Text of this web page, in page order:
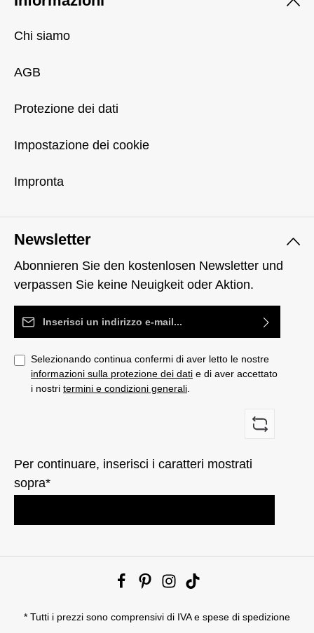
Newsletter
Abonnieren Sie den kostenlosen Newsletter und
verpassen Sie keine Neuigkeit oder Aktion.
Indirizzo e-mail*
Selezionando continua confermi di aver letto le nostre
informazioni sulla protezione dei dati e di aver accettato
i nostri termini e condizioni generali
Per continuare, inserisci i caratteri mostrati
sopra*
Chi siamo
AGB
Protezione dei dati
Impostazione dei cookie
Impronta
* Tutti i prezzi sono comprensivi di IVA e spese di spedizione